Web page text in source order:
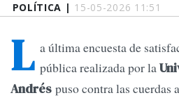
POLÍTICA | 15-05-2026 11:51
L a última encuesta de
pública realizada por la
Andréspuso contra las cuerdas